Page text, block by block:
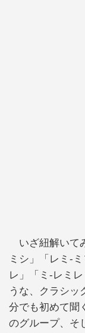
いざ紐解いて
ミシ」「レミ-
レ」「ミ-レミ
うな、クラシッ
分でも初めて聞
のグループ、そ